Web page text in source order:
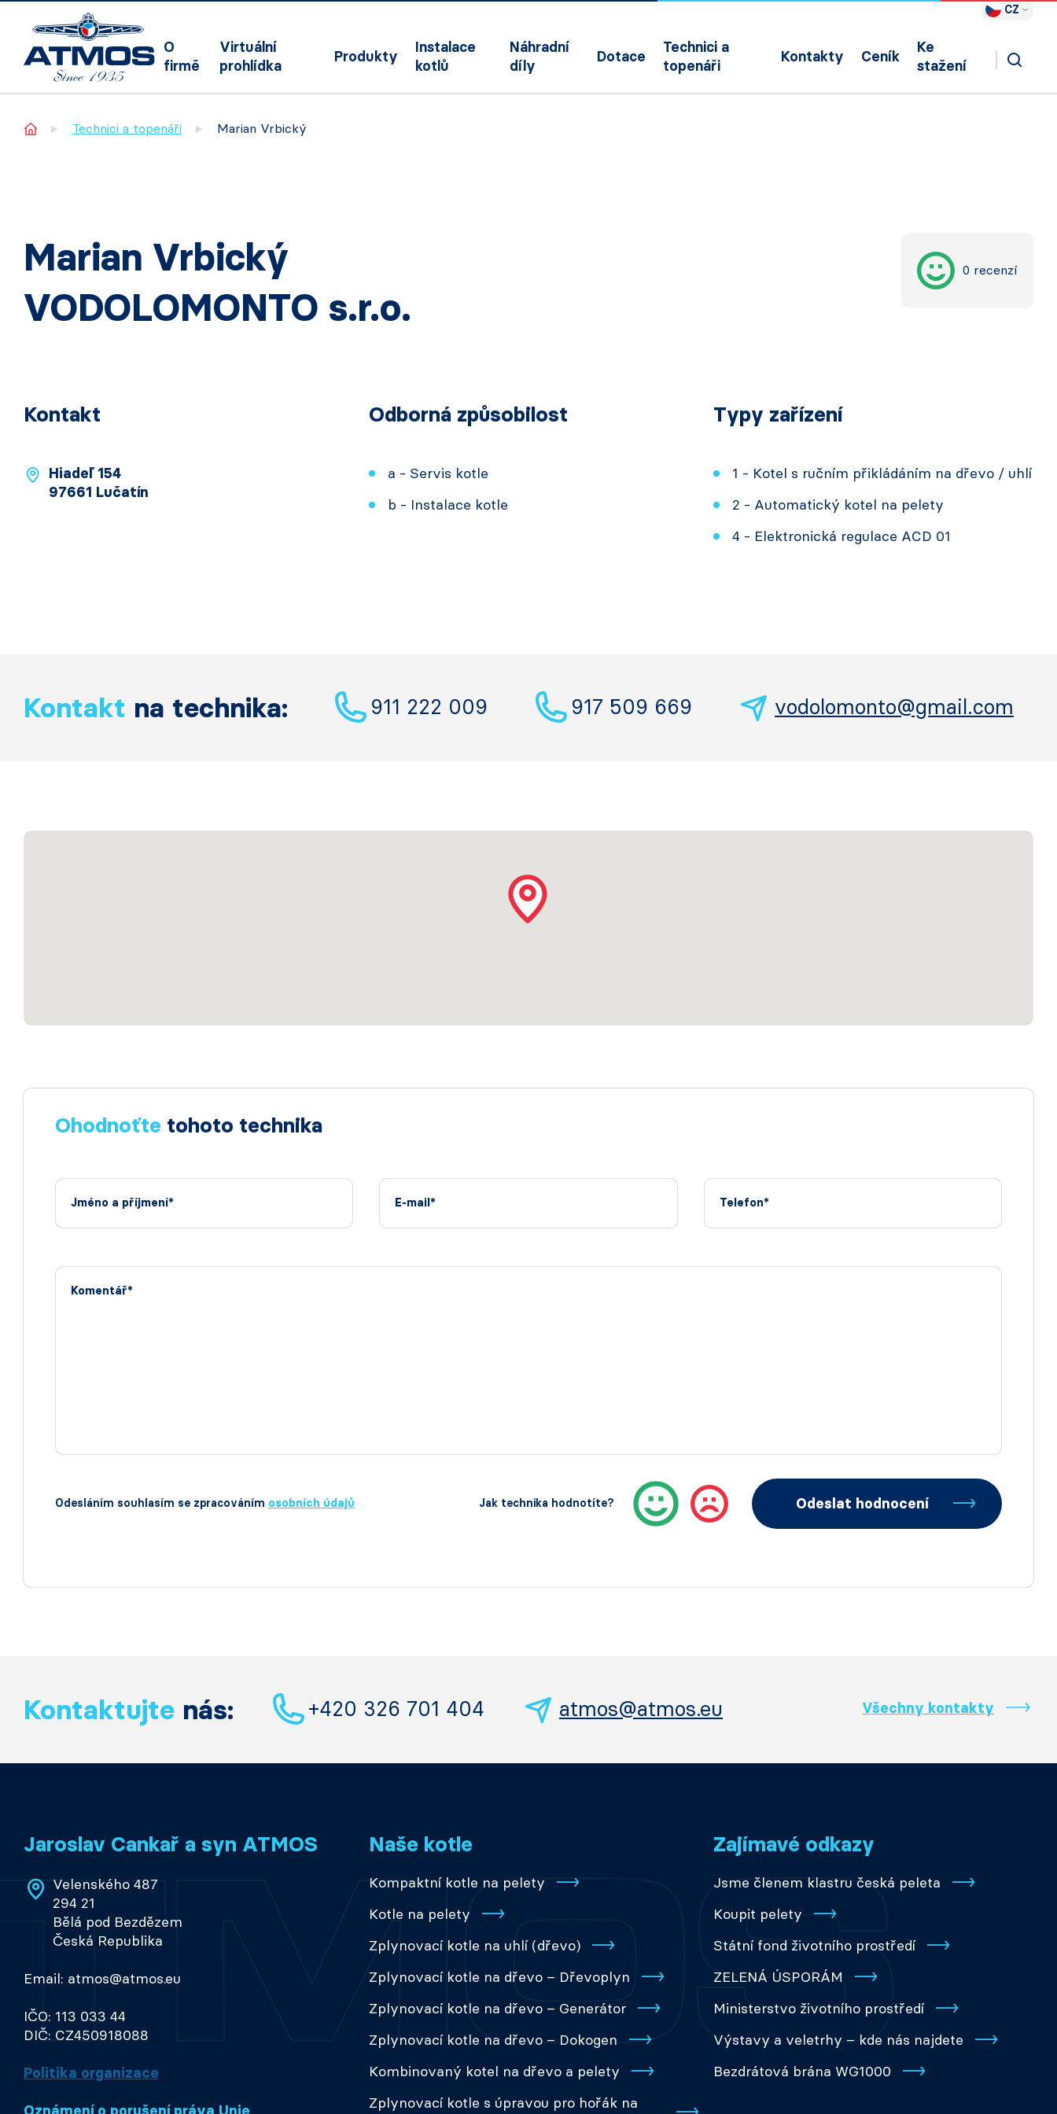
CZ
O
firmě
Virtuální
prohlídka
Produkty
Instalace
kotlů
Náhradní
díly
Dotace
Technici a
topenáři
Kontakty Ceník
Ke
stažení
Home Technici a topenáři Marian Vrbický
Marian Vrbický
VODOLOMONTO s.r.o.
0 recenzí
Kontakt
Hiadeľ 154
97661 Lučatín
Odborná způsobilost
a - Servis kotle
b - Instalace kotle
Typy zařízení
1 - Kotel s ručním přikládáním na dřevo / uhlí
2 - Automatický kotel na pelety
4 - Elektronická regulace ACD 01
Kontakt na technika: 911 222 009 917 509 669 vodolomonto@gmail.com
Ohodnoťte tohoto technika
Jméno a příjmení* E-mail* Telefon*
Komentář*
Odesláním souhlasím se zpracováním osobních údajů Jak technika hodnotíte? Odeslat hodnocení
Kontaktujte nás: +420 326 701 404 atmos@atmos.eu Všechny kontakty
Jaroslav Cankař a syn ATMOS
Velenského 487
294 21
Bělá pod Bezdězem
Česká Republika
Email: atmos@atmos.eu
IČO: 113 033 44
DIČ: CZ450918088
Politika organizace
Naše kotle
Kompaktní kotle na pelety
Kotle na pelety
Zplynovací kotle na uhlí (dřevo)
Zplynovací kotle na dřevo – Dřevoplyn
Zplynovací kotle na dřevo – Generátor
Zplynovací kotle na dřevo – Dokogen
Kombinovaný kotel na dřevo a pelety
Zplynovací kotle s úpravou pro hořák na
Zajímavé odkazy
Jsme členem klastru česká peleta
Koupit pelety
Státní fond životního prostředí
ZELENÁ ÚSPORÁM
Ministerstvo životního prostředí
Výstavy a veletrhy – kde nás najdete
Bezdrátová brána WG1000